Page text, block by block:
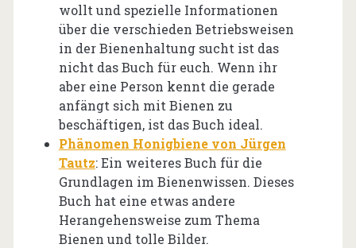
wollt und spezielle Informationen
über die verschieden Betriebsweisen
in der Bienenhaltung sucht ist das
nicht das Buch für euch. Wenn ihr
aber eine Person kennt die gerade
anfängt sich mit Bienen zu
beschäftigen, ist das Buch ideal.
Phänomen Honigbiene von Jürgen
Tautz: Ein weiteres Buch für die
Grundlagen im Bienenwissen. Dieses
Buch hat eine etwas andere
Herangehensweise zum Thema
Bienen und tolle Bilder.